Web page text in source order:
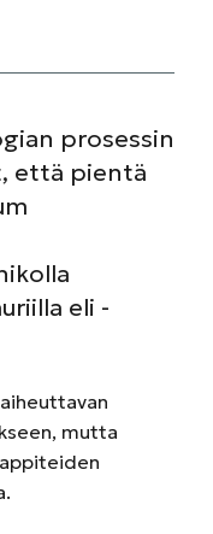
prosessin
että pientä
eli -
mutta